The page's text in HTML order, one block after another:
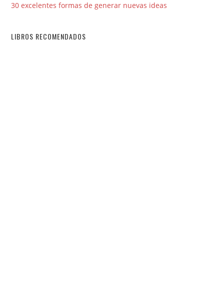
30 excelentes formas de generar nuevas ideas
LIBROS RECOMENDADOS